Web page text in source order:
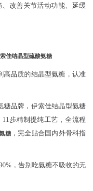
改善关节活动功能、延缓
佳结晶型硫酸氨糖
高品质的结晶型氨糖，认准
糖品牌，伊索佳结晶型氨糖
步精制提纯工艺，全流程
糖，完全贴合国内外骨科指
，告别吃氨糖不吸收的无